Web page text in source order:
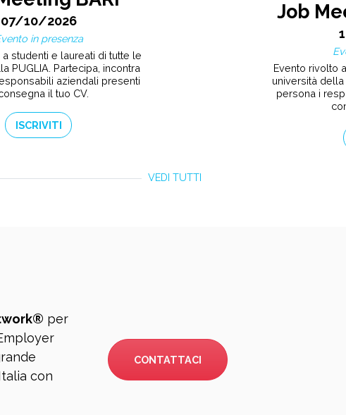
07/10/2026
in presenza
studenti e laureati di tutte le
PUGLIA. Partecipa, incontra
aziendali presenti
il tuo CV.
ISCRIVITI
Job
Evento rivolto
università della
persona i
VEDI TUTTI
per
con
CONTATTACI